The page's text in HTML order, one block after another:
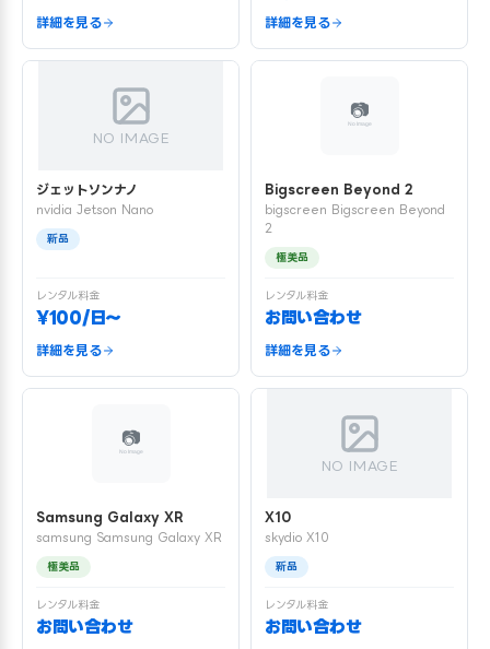
詳細を見る 詳細を見る
NO IMAGE
ジェットソンナノ
nvidia Jetson Nano
新品
レンタル料金
¥100/日〜
詳細を見る
Bigscreen Beyond 2
bigscreen Bigscreen Beyond
2
極美品
レンタル料金
お問い合わせ
詳細を見る
Samsung Galaxy XR
samsung Samsung Galaxy XR
極美品
レンタル料金
お問い合わせ
NO IMAGE
X10
skydio X10
新品
レンタル料金
お問い合わせ